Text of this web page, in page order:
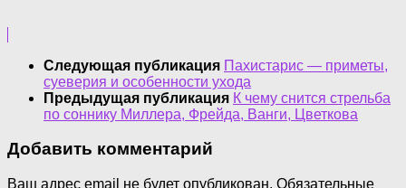
Следующая публикация Пахистарис — приметы,
суеверия и особенности ухода
Предыдущая публикация К чему снится стрельба
по соннику Миллера, Фрейда, Ванги, Цветкова
Добавить комментарий
Ваш адрес email не будет опубликован. Обязательные